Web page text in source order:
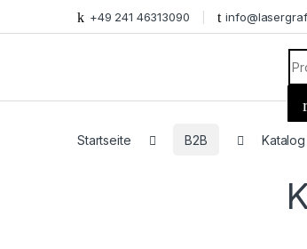
+49 241 46313090
Startseite B2B